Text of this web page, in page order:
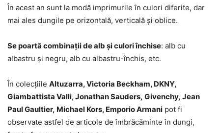
În acest an sunt la modă imprimurile în culori diferite, dar
mai ales dungile pe orizontală, verticală și oblice.
Se poartă combinații de alb și culori închise: alb cu
albastru și negru, alb cu albastru-închis, etc.
În colecțiile Altuzarra, Victoria Beckham, DKNY,
Giambattista Valli, Jonathan Sauders, Givenchy, Jean
Paul Gaultier, Michael Kors, Emporio Armani pot fi
observate astfel de articole de îmbrăcăminte în dungi,